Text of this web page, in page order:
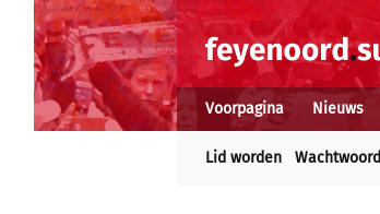
Voorpagina Nieuws
Lid worden Wachtwoord